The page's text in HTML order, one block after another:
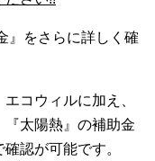
』をさらに詳しく確
コウィルに加え、
『太陽熱』の補助金
認が可能です。